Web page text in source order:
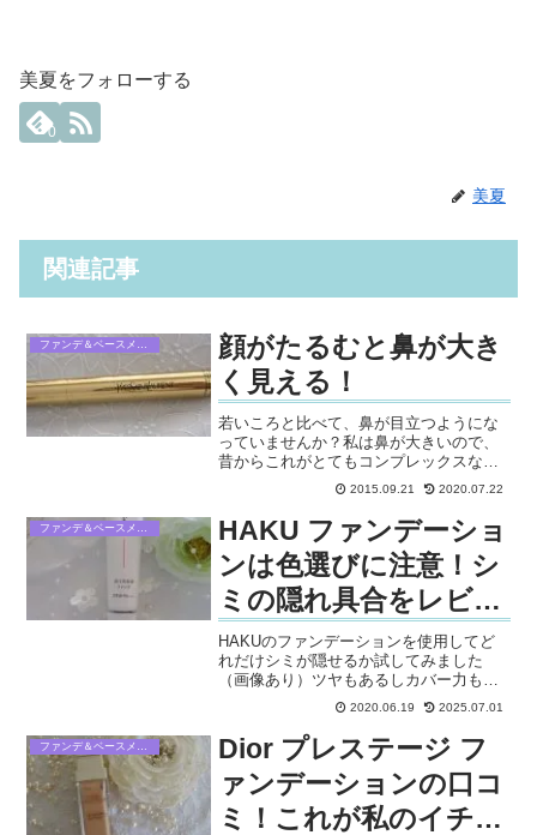
美夏をフォローする
0
美夏
関連記事
顔がたるむと鼻が大き
く見える！
若いころと比べて、鼻が目立つようにな
っていませんか？私は鼻が大きいので、
昔からこれがとてもコンプレックスなの
ですが、年齢を重ねてきたら、以前より
鼻が目立つようになりました（泣）鼻が
目立つ原因原因はたるみです。たるみが
出てくると、法令線によっ...
2015.09.21 2020.07.22
HAKU ファンデーショ
ンは色選びに注意！シ
ミの隠れ具合をレビュ
ーします
HAKUのファンデーションを使用してど
れだけシミが隠せるか試してみました
（画像あり）ツヤもあるしカバー力もあ
りますが、2度塗りしないと濃いシミは隠
せません。また、色選びの参考に比較画
像を載せています。メイクで美白ができ
るこのファンデで、日中もシミケアして
目指せ透明肌！
2020.06.19 2025.07.01
Dior プレステージ フ
ァンデーションの口コ
ミ！これが私のイチオ